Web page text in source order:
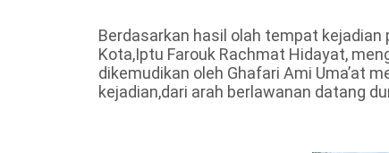
Berdasarkan hasil olah tempat
Kota,Iptu Farouk Rachmat Hidayat,
dikemudikan oleh Ghafari Ami Uma’at
kejadian,dari arah berlawanan datang